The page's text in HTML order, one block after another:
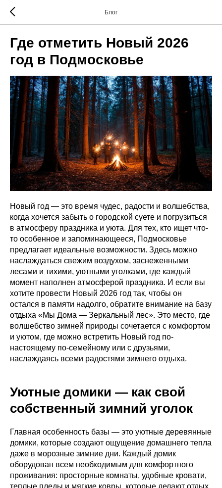
Блог
Где отметить Новый 2026
год в Подмосковье
Новый год — это время чудес, радости и волшебства,
когда хочется забыть о городской суете и погрузиться
в атмосферу праздника и уюта. Для тех, кто ищет что-
то особенное и запоминающееся, Подмосковье
предлагает идеальные возможности. Здесь можно
наслаждаться свежим воздухом, заснеженными
лесами и тихими, уютными уголками, где каждый
момент наполнен атмосферой праздника. И если вы
хотите провести Новый 2026 год так, чтобы он
остался в памяти надолго, обратите внимание на базу
отдыха «Мы Дома — Зеркальный лес». Это место, где
волшебство зимней природы сочетается с комфортом
и уютом, где можно встретить Новый год по-
настоящему по-семейному или с друзьями,
наслаждаясь всеми радостями зимнего отдыха.
Уютные домики — как свой
собственный зимний уголок
Главная особенность базы — это уютные деревянные
домики, которые создают ощущение домашнего тепла
даже в морозные зимние дни. Каждый домик
оборудован всем необходимым для комфортного
проживания: просторные комнаты, удобные кровати,